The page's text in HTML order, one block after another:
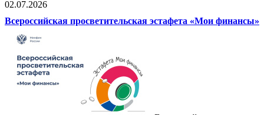
02.07.2026
Всероссийская просветительская эстафета «Мои финансы»